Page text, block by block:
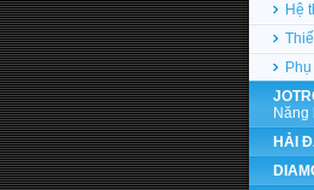
Hệ
Năng
HẢI